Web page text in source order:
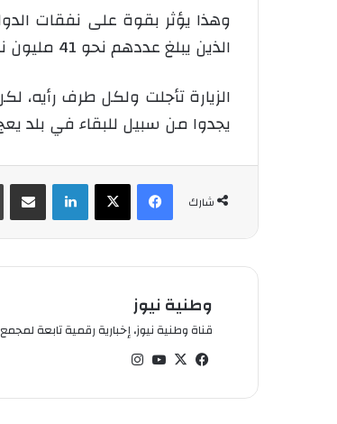
وهذا يؤثر بقوة على نفقات
الذين يبلغ عددهم نحو 41 مليون نسمة
الزيارة تأجلت ولكل طرف رأيه،
يجدوا من سبيل للبقاء في بلد
شارك
فيسبوك لينكدإن شارك عبر الإيميل
وطنية نيوز
قناة وطنية نيوز، إخبارية رقمية تابعة
في
وك
‫X
‫You
e ام